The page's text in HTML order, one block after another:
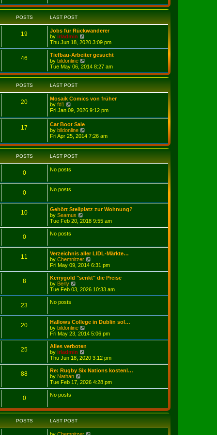
s
t
o
s
e
l
t
e
s
t
p
o
s
t
w
h
e
l
a
t
e
s
t
p
o
s
t
POSTS LAST POST
19
Jobs für Rückwanderer
by irladmin
i
e
w
h
l
e
s
p
o
Thu Jun 18, 2020 3:09 pm
46
Tiefbau-Arbeiter gesucht
by bildonline
i
e
w
l
t
e
p
s
Tue May 06, 2014 8:27 am
POSTS LAST POST
20
Mosaik Comics von früher
by fd1
i
w
t
h
e
l
a
t
e
o
Fri Jan 09, 2026 9:12 pm
17
Car Boot Sale
by bildonline
i
w
e
t
p
o
t
Fri Apr 25, 2014 7:26 am
POSTS LAST POST
0 No posts
0 No posts
10
Gehört Stellplatz zur Wohnung?
by Seamus
i
e
e
l
a
t
e
s
p
o
Tue Feb 20, 2018 9:55 am
0 No posts
11
Verzeichnis aller LIDL-Märkte…
by Chemnitzer
i
e
w
h
e
s
p
o
Fri May 09, 2014 6:31 pm
8
Kerrygold "senkt" die Preise
by Berly
i
e
e
l
a
e
s
t
p
o
s
t
Tue Feb 03, 2026 10:33 am
23 No posts
20
Hallows College in Dublin sol…
by bildonline
i
e
w
h
a
t
e
o
s
Fri May 23, 2014 5:06 pm
25
Alles verboten
by irladmin
i
e
w
h
e
s
p
o
Thu Jun 18, 2020 3:12 pm
88
Re: Rugby Six Nations kostenl…
by Nathan
i
e
e
t
Tue Feb 17, 2026 4:28 pm
0 No posts
POSTS LAST POST